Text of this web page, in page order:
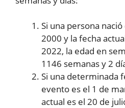
Si una persona
2000 y la fecha
2022, la edad en
1146 semanas y 2
Si una determinada
evento es el 1 de
actual es el 20 de